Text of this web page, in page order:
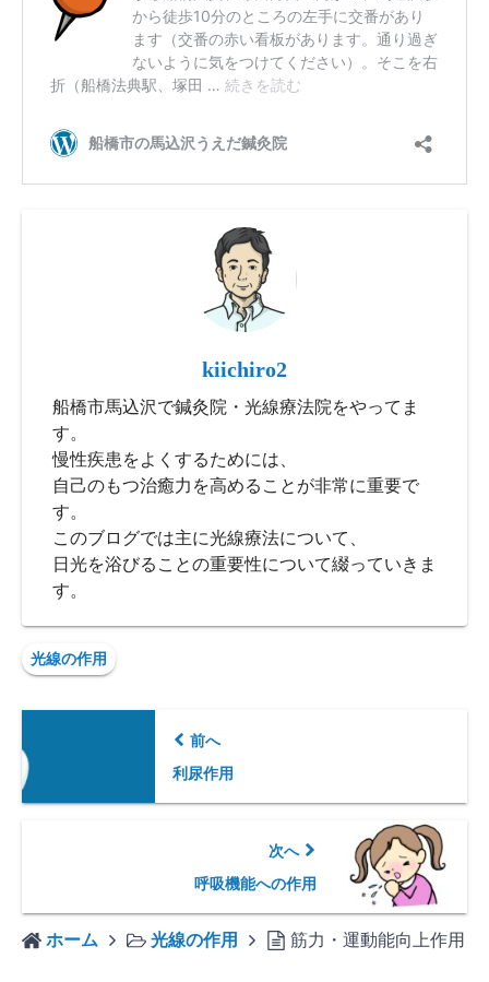
kiichiro2
船橋市馬込沢で鍼灸院・光線療法院をやってま
す。
慢性疾患をよくするためには、
自己のもつ治癒力を高めることが非常に重要で
す。
このブログでは主に光線療法について、
日光を浴びることの重要性について綴っていきま
す。
光線の作用
前へ
利尿作用
次へ
呼吸機能への作用
ホーム 光線の作用 筋力・運動能向上作用